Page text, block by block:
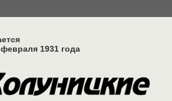
1931 года